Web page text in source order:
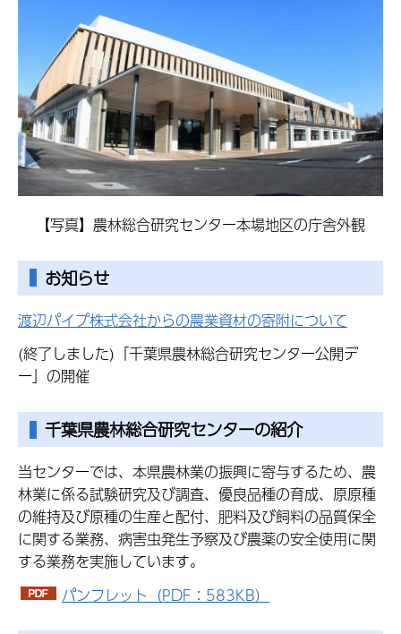
【写真】農林総合研究センター本場地区の庁舎外観
お知らせ
渡辺パイプ株式会社からの農業資材の寄附について
(終了しました) 「千葉県農林総合研究センター公開デ
ー」の開催
千葉県農林総合研究センターの紹介
当センターでは、本県農林業の振興に寄与するため、農
林業に係る試験研究及び調査、優良品種の育成、原原種
の維持及び原種の生産と配付、肥料及び飼料の品質保全
に関する業務、病害虫発生予察及び農薬の安全使用に関
する業務を実施しています。
パンフレット（PDF：583KB）